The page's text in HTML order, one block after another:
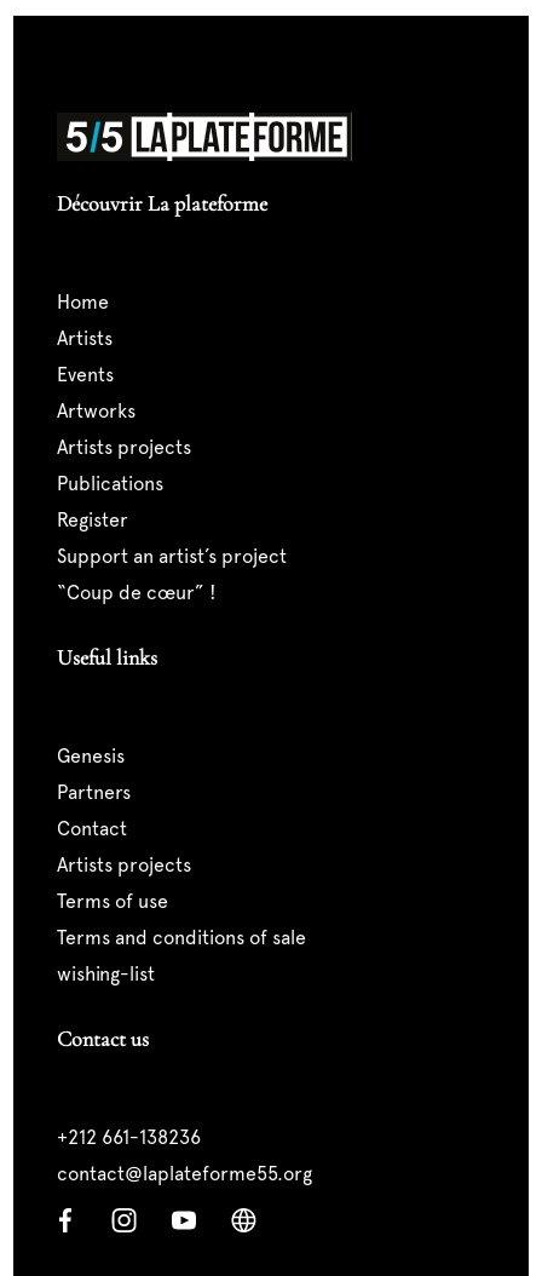
Découvrir La plateforme
home
artists
events
artworks
artists projects
publications
register
support an artist’s project
“coup de cœur” !
Useful links
genesis
partners
contact
artists projects
terms of use
terms and conditions of sale
wishing-list
Contact us
+212 661-138236
contact@laplateforme55.org